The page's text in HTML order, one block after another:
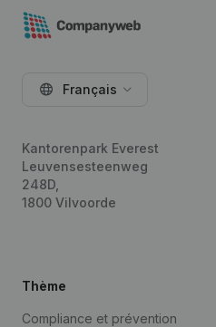
Français
Kantorenpark Everest
Leuvensesteenweg
248D,
1800 Vilvoorde
Thème
Compliance et prévention